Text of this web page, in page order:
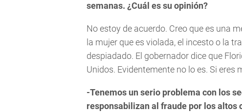
semanas. ¿Cuál es su opinión?
No estoy de acuerdo. Creo que es una
la mujer que es violada, el incesto o la
despiadado. El gobernador dice que
Unidos. Evidentemente no lo es. Si eres
-Tenemos un serio problema con los
responsabilizan al fraude por los altos